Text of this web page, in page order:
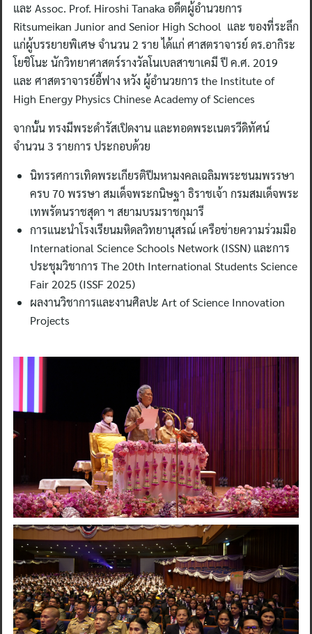
และ Assoc. Prof. Hiroshi Tanaka อดีตผู้อำนวยการ
Ritsumeikan Junior and Senior High School และ ของที่ระลึก
แก่ผู้บรรยายพิเศษ จำนวน 2 ราย ได้แก่ ศาสตราจารย์ ดร.อากิระ
โยชิโนะ นักวิทยาศาสตร์รางวัลโนเบลสาขาเคมี ปี ค.ศ. 2019
และ ศาสตราจารย์อี้ฟาง หวัง ผู้อำนวยการ the Institute of
High Energy Physics Chinese Academy of Sciences
จากนั้น ทรงมีพระดำรัสเปิดงาน และทอดพระเนตรวีดิทัศน์
จำนวน 3 รายการ ประกอบด้วย
นิทรรศการเทิดพระเกียรติปีมหามงคลเฉลิมพระชนมพรรษา
ครบ 70 พรรษา สมเด็จพระกนิษฐา ธิราชเจ้า กรมสมเด็จพระ
เทพรัตนราชสุดา ฯ สยามบรมราชกุมารี
การแนะนำโรงเรียนมหิดลวิทยานุสรณ์ เครือข่ายความร่วมมือ
International Science Schools Network (ISSN) และการ
ประชุมวิชาการ The 20th International Students Science
Fair 2025 (ISSF 2025)
ผลงานวิชาการและงานศิลปะ Art of Science Innovation
Projects